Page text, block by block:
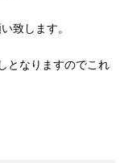
致します。
となりますのでこれ